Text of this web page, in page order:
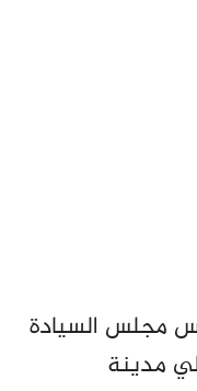
مجلس السيادة
مدينة